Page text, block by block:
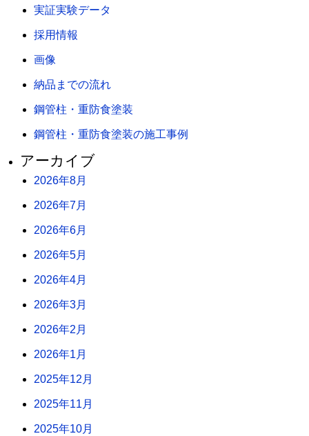
実証実験データ
採用情報
画像
納品までの流れ
鋼管柱・重防食塗装
鋼管柱・重防食塗装の施工事例
アーカイブ
2026年8月
2026年7月
2026年6月
2026年5月
2026年4月
2026年3月
2026年2月
2026年1月
2025年12月
2025年11月
2025年10月